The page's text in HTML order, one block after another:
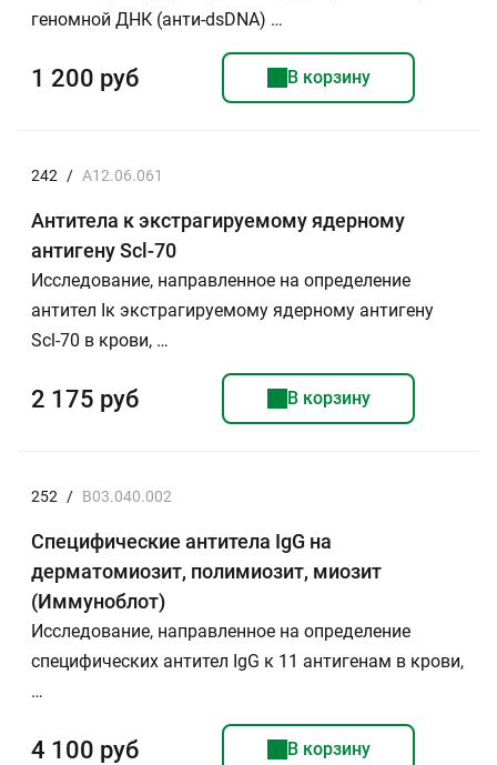
геномной ДНК (анти-dsDNA) …
1 200 руб В корзину
242 / A12.06.061
Антитела к экстрагируемому ядерному
антигену Scl-70
Исследование, направленное на определение
антител Iк экстрагируемому ядерному антигену
Scl-70 в крови, …
2 175 руб В корзину
252 / B03.040.002
Специфические антитела IgG на
дерматомиозит, полимиозит, миозит
(Иммуноблот)
Исследование, направленное на определение
специфических антител IgG к 11 антигенам в крови,
…
4 100 руб В корзину